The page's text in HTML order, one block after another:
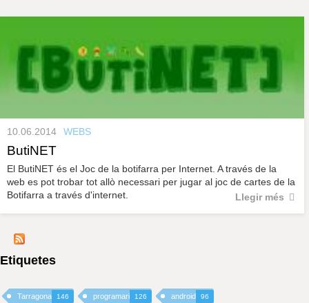
e
l
10.06.2014 WEBS
ButiNET
El ButiNET és el Joc de la botifarra per Internet. A través de la
web es pot trobar tot allò necessari per jugar al joc de cartes de la
Botifarra a través d'internet.
Llegir més
Etiquetes
Tarragona 146 programari 126 android 96